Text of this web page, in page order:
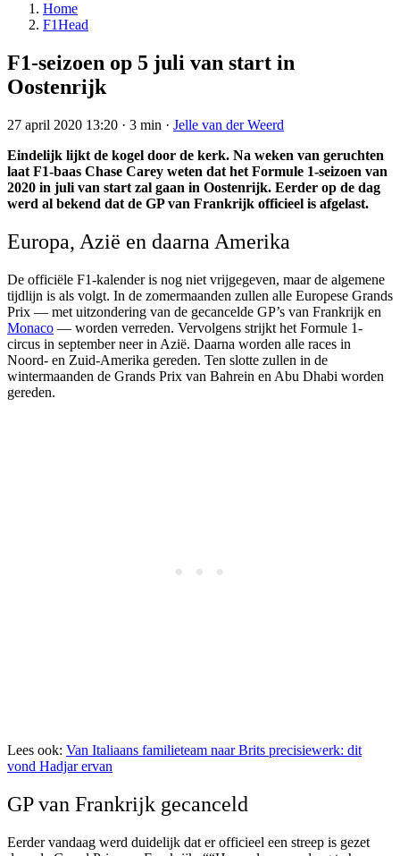
Home
F1Head
F1-seizoen op 5 juli van start in
Oostenrijk
27 april 2020 13:20 · 3 min · Jelle van der Weerd
Eindelijk lijkt de kogel door de kerk. Na weken van geruchten
laat F1-baas Chase Carey weten dat het Formule 1-seizoen van
2020 in juli van start zal gaan in Oostenrijk. Eerder op de dag
werd al bekend dat de GP van Frankrijk officieel is afgelast.
Europa, Azië en daarna Amerika
De officiële F1-kalender is nog niet vrijgegeven, maar de algemene
tijdlijn is als volgt. In de zomermaanden zullen alle Europese Grands
Prix — met uitzondering van de gecancelde GP’s van Frankrijk en
Monaco — worden verreden. Vervolgens strijkt het Formule 1-
circus in september neer in Azië. Daarna worden alle races in
Noord- en Zuid-Amerika gereden. Ten slotte zullen in de
wintermaanden de Grands Prix van Bahrein en Abu Dhabi worden
gereden.
Lees ook: Van Italiaans familieteam naar Brits precisiewerk: dit
vond Hadjar ervan
GP van Frankrijk gecanceld
Eerder vandaag werd duidelijk dat er officieel een streep is gezet